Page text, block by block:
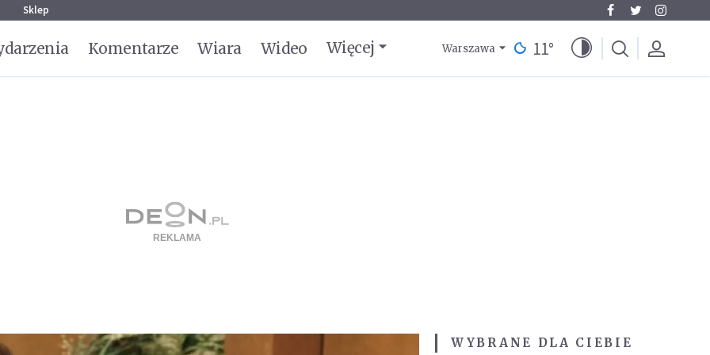
Sklep
Komentarze Wiara Wideo Więcej Warszawa 11°
WYBRANE DLA CIEBIE